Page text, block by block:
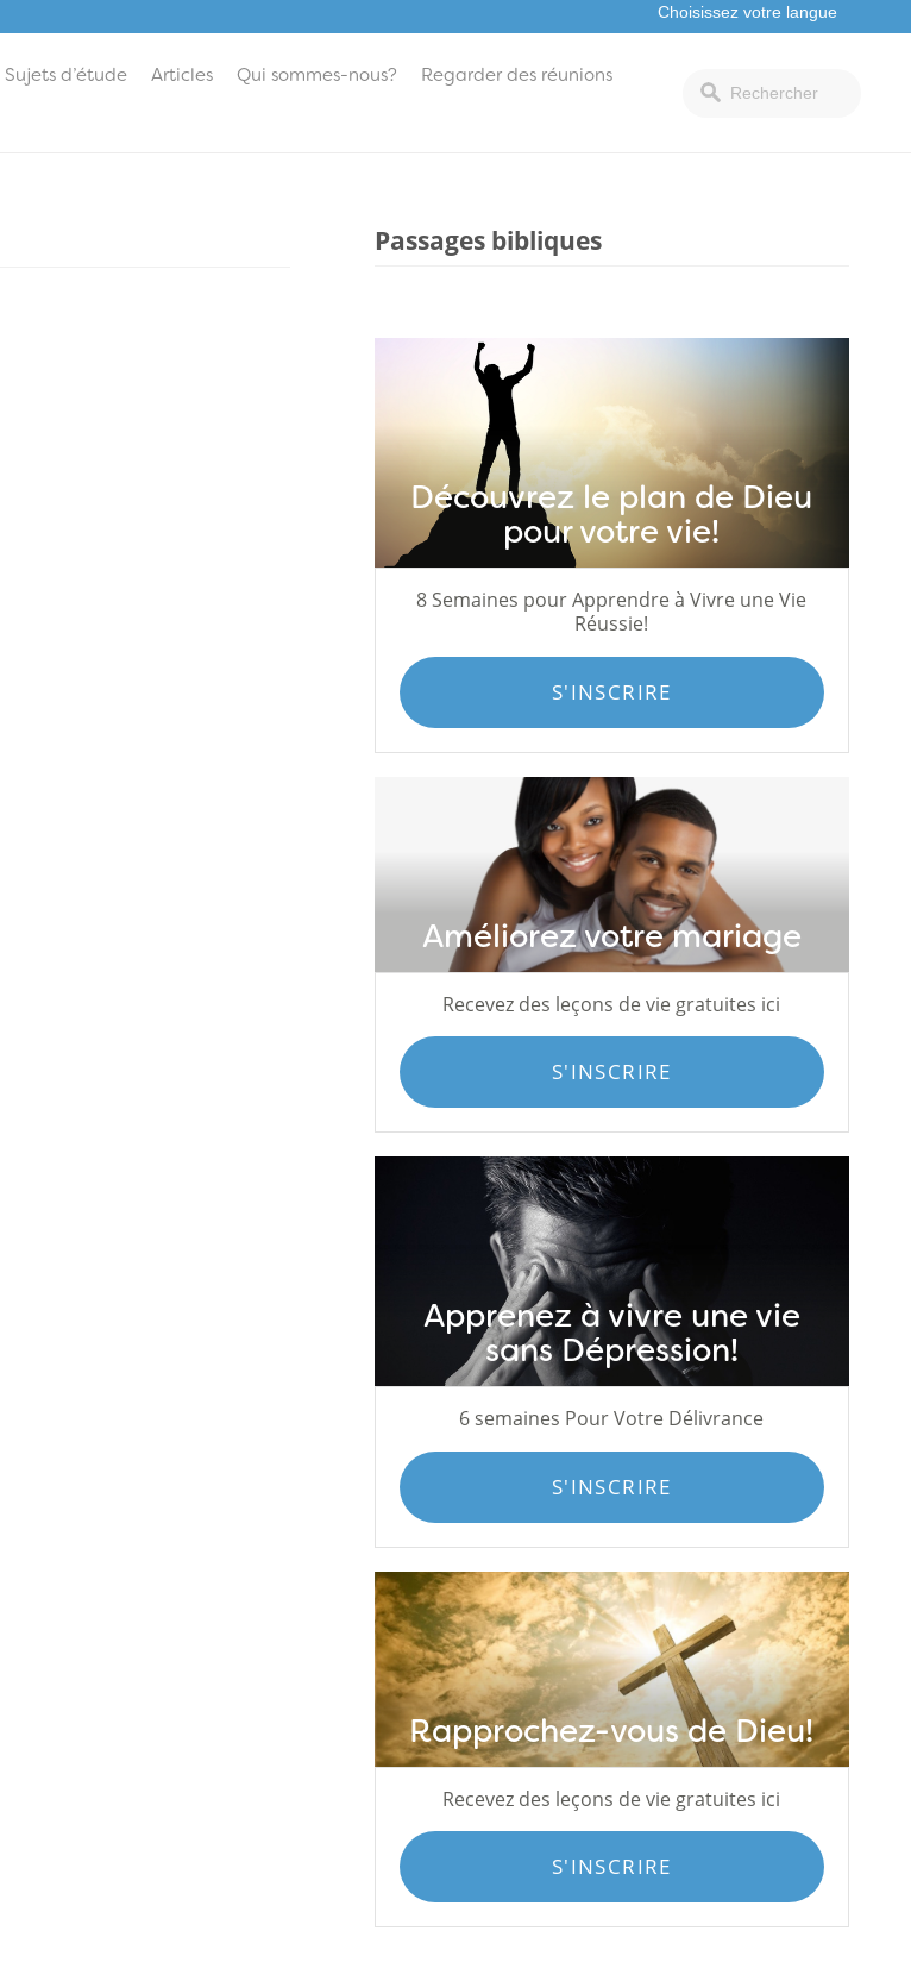
Sujets d’étude Articles Qui sommes-nous?
Regarder des réunions
Passages bibliques
Découvrez le plan de Dieu
pour votre vie!
8 Semaines pour Apprendre à Vivre une Vie
Réussie!
S'INSCRIRE
Améliorez votre mariage
Recevez des leçons de vie gratuites ici
S'INSCRIRE
Apprenez à vivre une vie
sans Dépression!
6 semaines Pour Votre Délivrance
S'INSCRIRE
Rapprochez-vous de Dieu!
Recevez des leçons de vie gratuites ici
S'INSCRIRE